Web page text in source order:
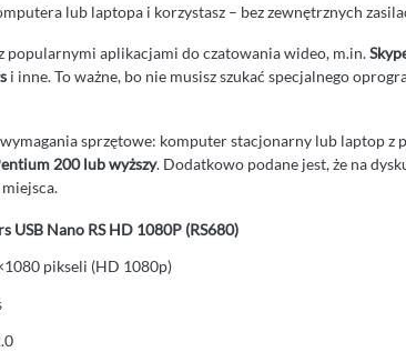
lub laptopa i korzystasz – bez zewnętrznych
popularnymi aplikacjami do czatowania wideo, m.in.
i inne. To ważne, bo nie musisz szukać specjalnego
sprzętowe: komputer stacjonarny lub laptop z
200 lub wyższy. Dodatkowo podane jest, że na
USB Nano RS HD 1080P (RS680)
pikseli (HD 1080p)